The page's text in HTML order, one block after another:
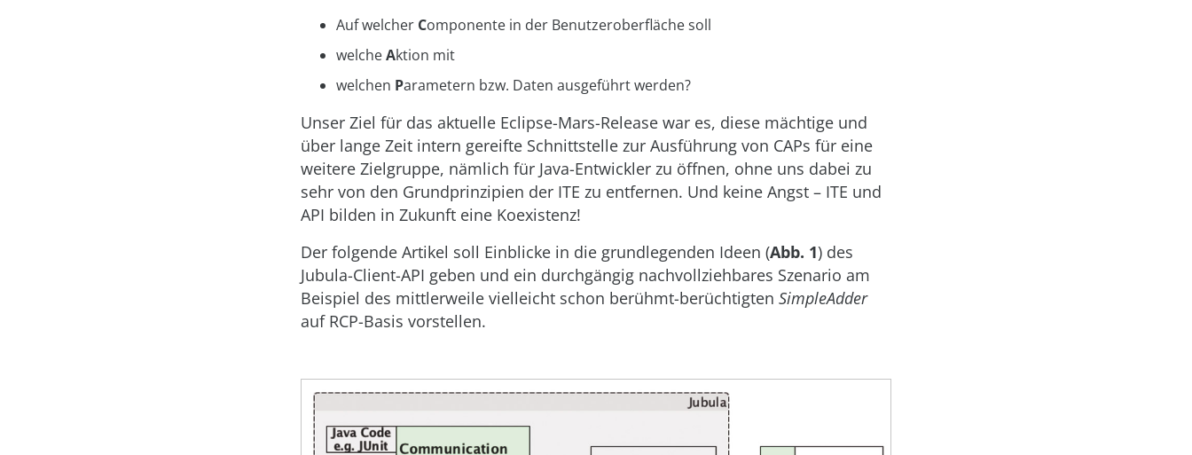
Auf welcher Componente in der Benutzeroberfläche soll
welcheAktion mit
welchen Parametern bzw. Daten ausgeführt werden?
Unser Ziel für das aktuelle Eclipse-Mars-Release war es, diese mächtige und
über lange Zeit intern gereifte Schnittstelle zur Ausführung von CAPs für eine
weitere Zielgruppe, nämlich für Java-Entwickler zu öffnen, ohne uns dabei zu
sehr von den Grundprinzipien der ITE zu entfernen. Und keine Angst – ITE und
API bilden in Zukunft eine Koexistenz!
Der folgende Artikel soll Einblicke in die grundlegenden Ideen (Abb. 1) des
Jubula-Client-API geben und ein durchgängig nachvollziehbares Szenario am
Beispiel des mittlerweile vielleicht schon berühmt-berüchtigten Simple­Adder
auf RCP-Basis vorstellen.